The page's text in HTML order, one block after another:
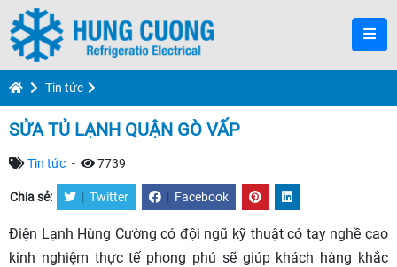
Tin tức
SỬA TỦ LẠNH QUẬN GÒ VẤP
Tin tức - 7739
Chia sẻ: | Twitter | Facebook
Điện Lạnh Hùng Cường có đội ngũ kỹ thuật có tay nghề cao
kinh nghiệm thực tế phong phú sẽ giúp khách hàng khắc